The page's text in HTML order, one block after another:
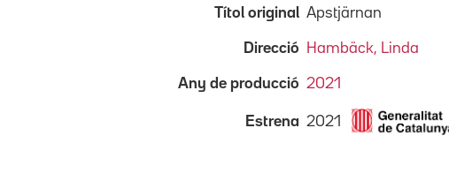
Títol original Apstjärnan
Direcció Hambäck, Linda
Any de producció 2021
Estrena 2021